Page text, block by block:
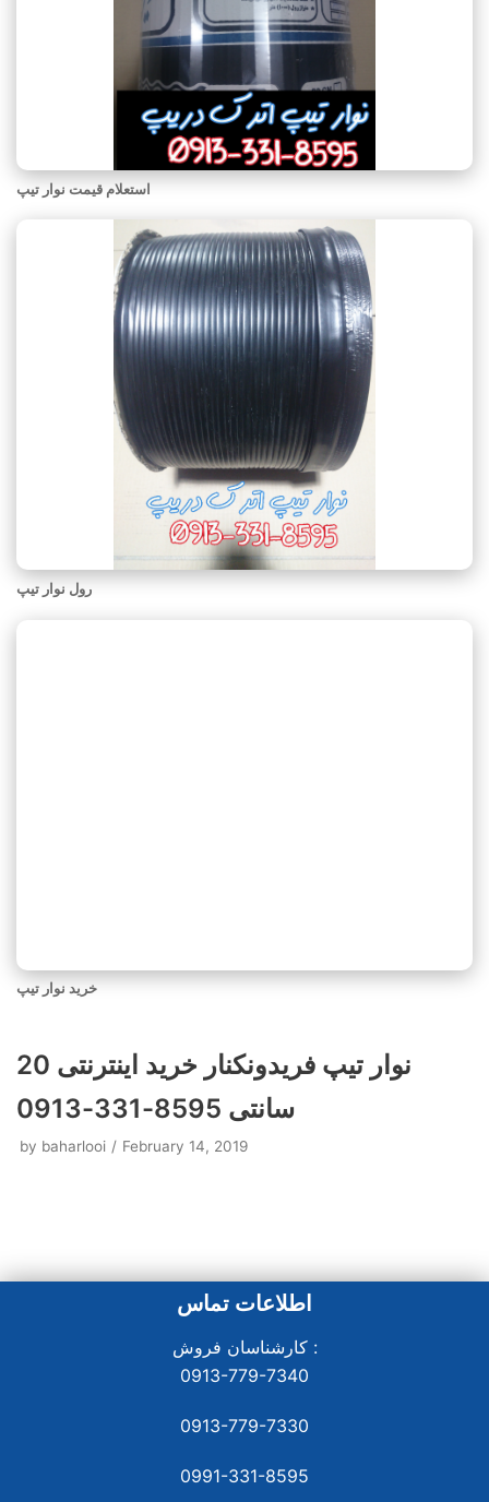
استعلام قیمت نوار تیپ
رول نوار تیپ
خرید نوار تیپ
نوار تیپ فریدونکنار خرید اینترنتی 20
سانتی 8595-331-0913
by baharlooi February 14, 2019
اطلاعات تماس
کارشناسان فروش :
0913-779-7340
0913-779-7330
0991-331-8595